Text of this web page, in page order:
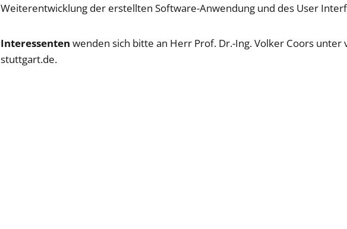
Weiterentwicklung der erstellten Software-Anwendung und des User
Interessenten wenden sich bitte an Herr Prof. Dr.-Ing. Volker Coors unter
stuttgart.de.